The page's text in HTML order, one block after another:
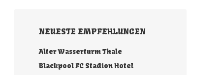
NEUESTE EMPFEHLUNGEN
Alter Wasserturm Thale
Blackpool FC Stadion Hotel